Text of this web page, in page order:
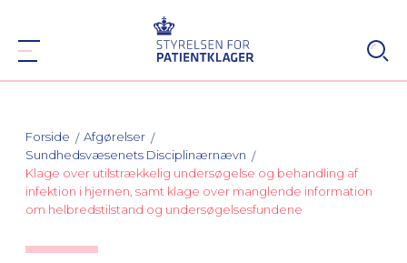
Forside
Afgørelser
Sundhedsvæsenets Disciplinærnævn
Klage over utilstrækkelig undersøgelse og behandling af
infektion i hjernen, samt klage over manglende information
om helbredstilstand og undersøgelsesfundene